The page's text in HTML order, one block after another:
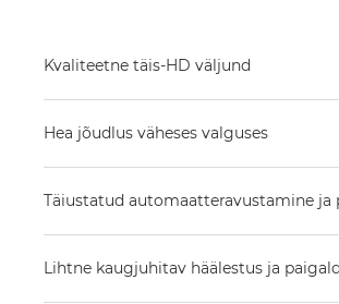
Kvaliteetne täis-HD väljund
Hea jõudlus väheses valguses
Täiustatud automaatteravustamine
Lihtne kaugjuhitav häälestus ja